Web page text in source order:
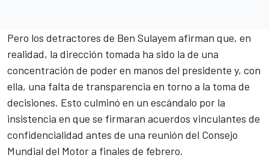
Pero los detractores de Ben Sulayem afirman que, en
realidad, la dirección tomada ha sido la de una
concentración de poder en manos del presidente y, con
ella, una falta de transparencia en torno a la toma de
decisiones. Esto culminó en un escándalo por la
insistencia en que se firmaran acuerdos vinculantes de
confidencialidad antes de una reunión del Consejo
Mundial del Motor a finales de febrero.